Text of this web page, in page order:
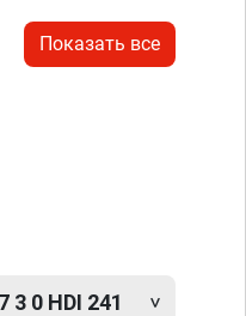
Показать все
0 HDI 241